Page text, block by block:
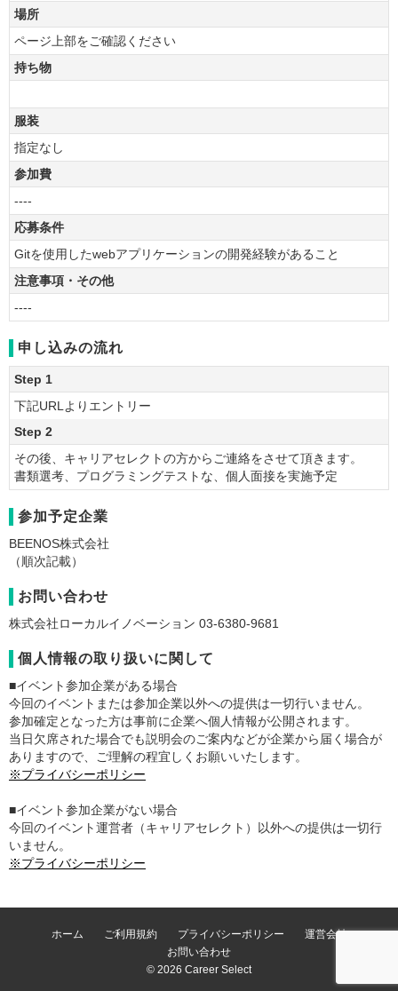
場所
ページ上部をご確認ください
持ち物
服装
指定なし
参加費
----
応募条件
Gitを使用したwebアプリケーションの開発経験があること
注意事項・その他
----
申し込みの流れ
Step 1
下記URLよりエントリー
Step 2
その後、キャリアセレクトの方からご連絡をさせて頂きます。
書類選考、プログラミングテストな、個人面接を実施予定
参加予定企業
BEENOS株式会社
（順次記載）
お問い合わせ
株式会社ローカルイノベーション 03-6380-9681
個人情報の取り扱いに関して
■イベント参加企業がある場合
今回のイベントまたは参加企業以外への提供は一切行いません。
参加確定となった方は事前に企業へ個人情報が公開されます。
当日欠席された場合でも説明会のご案内などが企業から届く場合が
ありますので、ご理解の程宜しくお願いいたします。
※プライバシーポリシー
■イベント参加企業がない場合
今回のイベント運営者（キャリアセレクト）以外への提供は一切行
いません。
※プライバシーポリシー
ホーム ご利用規約 プライバシーポリシー
運営会社
お問い合わせ
© 2026 Career Select